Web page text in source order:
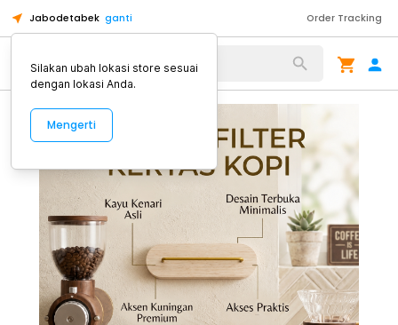
Jabodetabek ganti Order Tracking
Alat Kopi
Silakan ubah lokasi store sesuai
dengan lokasi Anda.
Mengerti